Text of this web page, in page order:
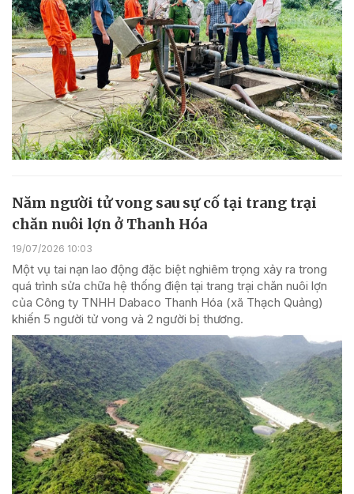
Năm người tử vong sau sự cố tại trang trại
chăn nuôi lợn ở Thanh Hóa
19/07/2026 10:03
Một vụ tai nạn lao động đặc biệt nghiêm trọng xảy ra trong
quá trình sửa chữa hệ thống điện tại trang trại chăn nuôi lợn
của Công ty TNHH Dabaco Thanh Hóa (xã Thạch Quảng)
khiến 5 người tử vong và 2 người bị thương.